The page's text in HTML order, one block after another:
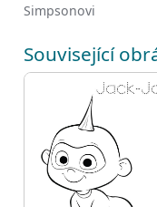
Simpsonovi
Související